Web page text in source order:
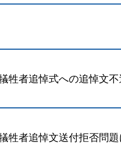
牲者追悼式への追悼文
牲者追悼文送付拒否問